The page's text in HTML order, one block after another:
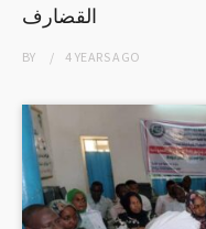
القضارف
BY 4 YEARSAGO